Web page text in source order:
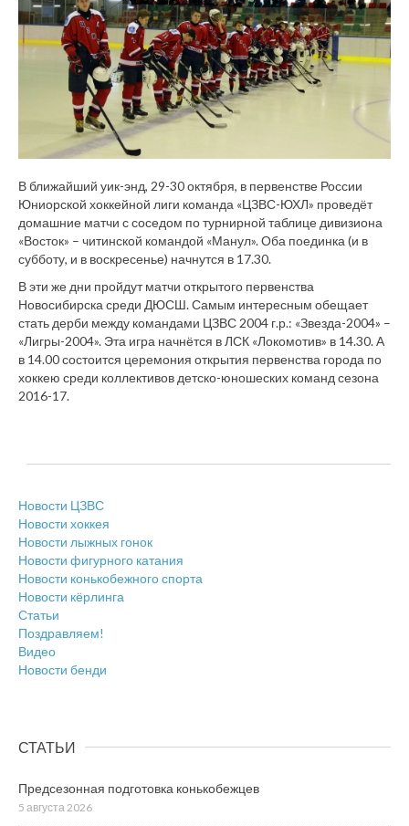
В ближайший уик-энд, 29-30 октября, в первенстве России
Юниорской хоккейной лиги команда «ЦЗВС-ЮХЛ» проведёт
домашние матчи с соседом по турнирной таблице дивизиона
«Восток» – читинской командой «Манул». Оба поединка (и в
субботу, и в воскресенье) начнутся в 17.30.
В эти же дни пройдут матчи открытого первенства
Новосибирска среди ДЮСШ. Самым интересным обещает
стать дерби между командами ЦЗВС 2004 г.р.: «Звезда-2004» –
«Лигры-2004». Эта игра начнётся в ЛСК «Локомотив» в 14.30. А
в 14.00 состоится церемония открытия первенства города по
хоккею среди коллективов детско-юношеских команд сезона
2016-17.
Новости ЦЗВС
Новости хоккея
Новости лыжных гонок
Новости фигурного катания
Новости конькобежного спорта
Новости кёрлинга
Статьи
Поздравляем!
Видео
Новости бенди
СТАТЬИ
Предсезонная подготовка конькобежцев
5 августа 2026